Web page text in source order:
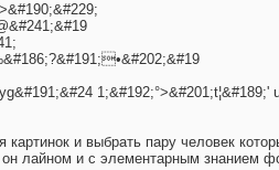
1;&#192;°>&#201;t¦&#189;'
и выбрать пару человек
лайном и с элементарным знанием